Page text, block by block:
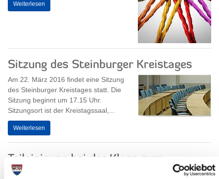
Weiterlesen
Sitzung des Steinburger Kreistages
Am 22. März 2016 findet eine Sitzung
des Steinburger Kreistages statt. Die
Sitzung beginnt um 17.15 Uhr.
Sitzungsort ist der Kreistagssaal,...
Weiterlesen
Teileinigung bei der Klage zum
Planfeststellungsbeschluss A 20